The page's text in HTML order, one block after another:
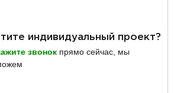
индивидуальный проект?
звонок прямо сейчас, мы